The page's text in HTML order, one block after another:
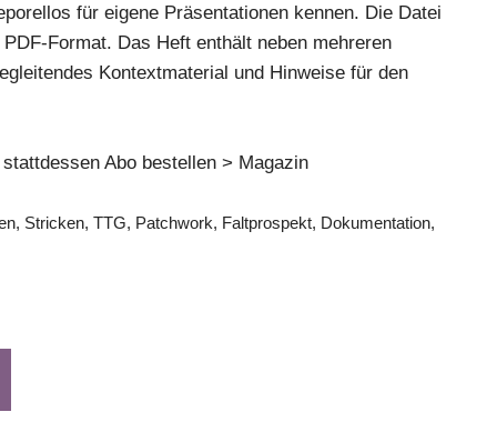
für eigene Präsentationen kennen. Die Datei
Format. Das Heft enthält neben mehreren
Kontextmaterial und Hinweise für den
Abo bestellen> Magazin
Stricken, TTG, Patchwork, Faltprospekt, Dokumentation,